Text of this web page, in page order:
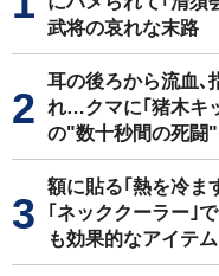
武将の哀れな末路
耳の後ろから流血､
れ…クマに｢猪木キ
の"数十秒間の死闘"
額に貼る｢熱を冷ま
｢ネッククーラー｣
も効果的なアイテム